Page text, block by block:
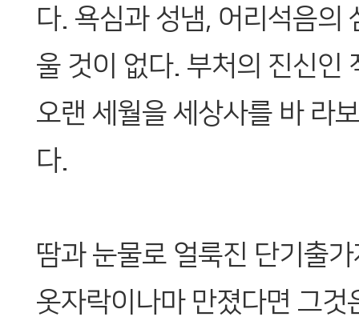
다. 욕심과 성냄, 어리석음의
울 것이 없다. 부처의 진신인
오랜 세월을 세상사를 바 라
다.
땀과 눈물로 얼룩진 단기출
옷자락이나마 만졌다면 그것